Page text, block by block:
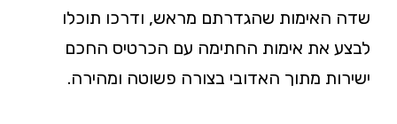
שדה האימות שהגדרתם מראש, ודרכו תוכלו
לבצע את אימות החתימה עם הכרטיס החכם
ישירות מתוך האדובי בצורה פשוטה ומהירה.